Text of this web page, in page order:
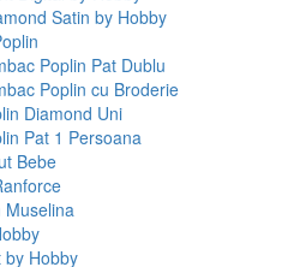
Satin by Hobby
Poplin Pat Dublu
Poplin cu Broderie
Diamond Uni
Pat 1 Persoana
Bebe
Muselina
by Hobby